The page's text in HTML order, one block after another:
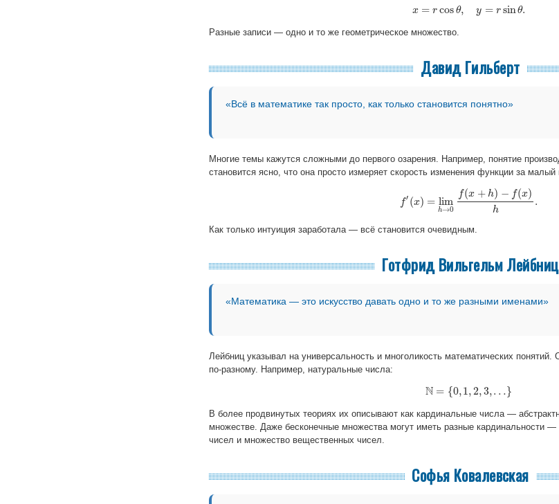
x = r cos θ, y = r sinθ.
x=rcosθ =r sin θ.
Разные записи — одно и то же геометрическое множество.
Давид Гильберт
«Всё в математике так просто, как только становится понятно»
Многие темы кажутся сложными до первого озарения. Например, понятие
становится ясно, что она просто измеряет скорость изменения функции за малый
f′ (x) = lim
h→0
f(x + h) − f(x)
h
.
f′( x)= limh →0f(x+h)−f(x)h.
Как только интуиция заработала — всё становится очевидным.
Готфрид Вильгельм Лейбниц
«Математика — это искусство давать одно и то же разными именами»
Лейбниц указывал на универсальность и многоликость математических
по-разному. Например, натуральные числа:
N = {0,1,2,3,…}
N = {0, 1,2,3 ,…}
В более продвинутых теориях их описывают как кардинальные числа —
множестве. Даже бесконечные множества могут иметь разные кардинальности
чисел и множество вещественных чисел.
Софья Ковалевская